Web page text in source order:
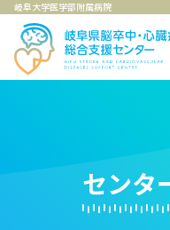
岐阜大学医学部附属病院
センタ